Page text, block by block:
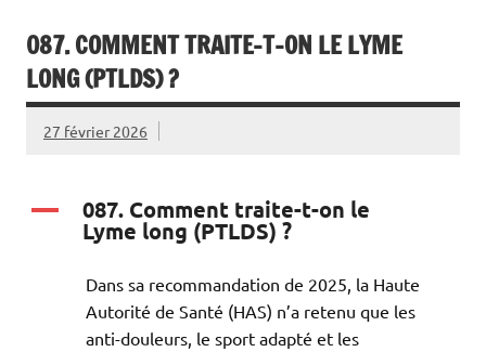
087. COMMENT TRAITE-T-ON LE LYME
LONG (PTLDS) ?
27 février 2026
A 087. Comment traite-t-on le
Lyme long (PTLDS) ?
Dans sa recommandation de 2025, la Haute
Autorité de Santé (HAS) n’a retenu que les
anti-douleurs, le sport adapté et les